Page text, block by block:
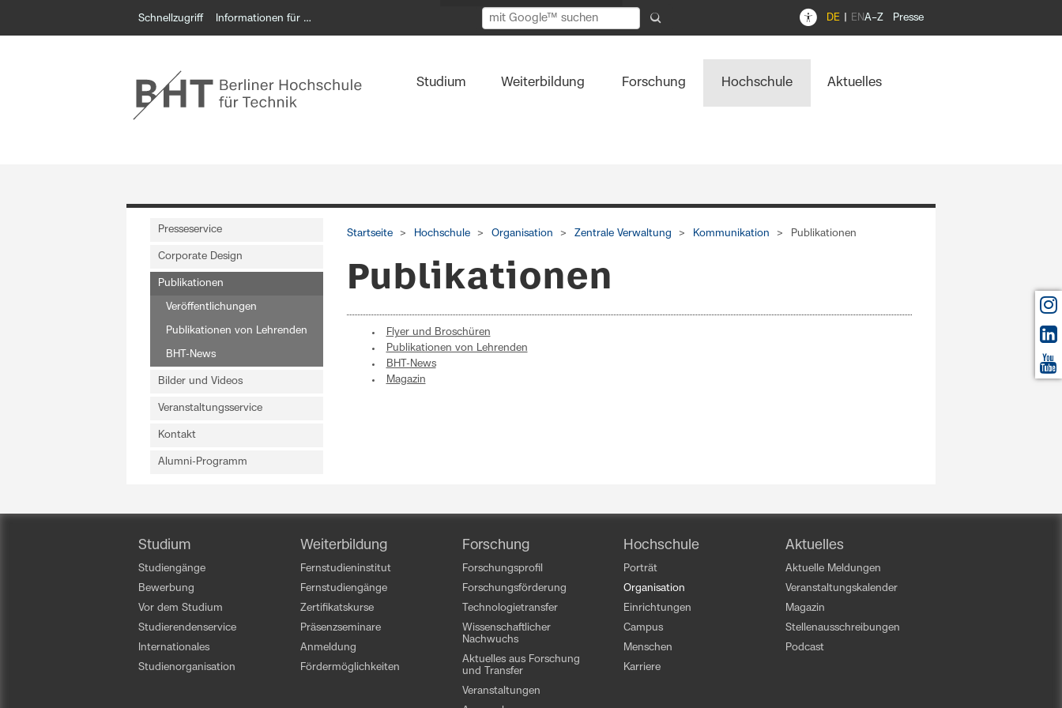
Schnellzugriff Informationen für … A–Z Presse
DE EN
Studium Weiterbildung Forschung Hochschule Aktuelles
Presseservice
Corporate Design
Publikationen
Veröffentlichungen
Publikationen von Lehrenden
BHT-News
Bilder und Videos
Veranstaltungsservice
Kontakt
Alumni-Programm
Startseite Hochschule Organisation Zentrale Verwaltung Kommunikation Publikationen
Publikationen
Flyer und Broschüren
Publikationen von Lehrenden
BHT-News
Magazin
Studium
Studiengänge
Bewerbung
Vor dem Studium
Studierendenservice
Internationales
Studienorganisation
Weiterbildung
Fernstudieninstitut
Fernstudiengänge
Zertifikatskurse
Präsenzseminare
Anmeldung
Fördermöglichkeiten
Forschung
Forschungsprofil
Forschungsförderung
Technologietransfer
Wissenschaftlicher
Nachwuchs
Aktuelles aus Forschung
und Transfer
Veranstaltungen
Hochschule
Porträt
Organisation
Einrichtungen
Campus
Menschen
Karriere
Aktuelles
Aktuelle Meldungen
Veranstaltungskalender
Magazin
Stellenausschreibungen
Podcast